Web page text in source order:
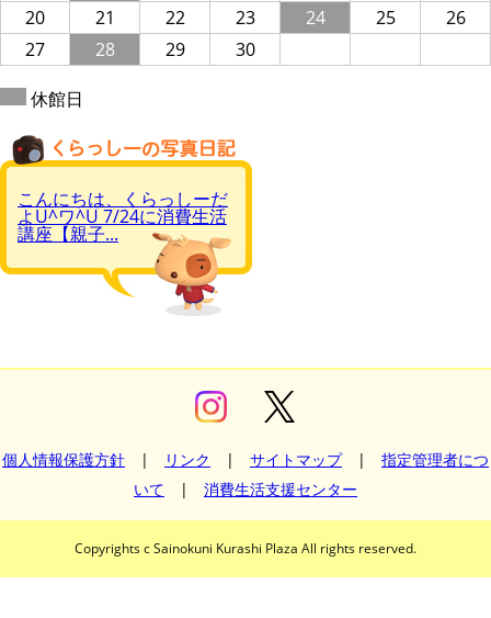
20
21 22 23 24 25
26
27
28 29 30
休館日
こんにちは、くらっしーだ
よU^ワ^U 7/24に消費生活
講座【親子...
個人情報保護方針 | リンク | サイトマップ| 指定管理者につ
いて | 消費生活支援センター
Copyrights c Sainokuni Kurashi Plaza All rights reserved.